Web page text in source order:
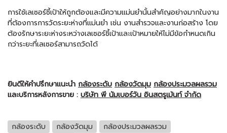
การใช้เลเซอร์ชี้เป้าให้ถูกต้องและมีความแม่นยำนั้นสำคัญอย่างมากในงาน
ที่ต้องการการวัดระยะห่างที่แม่นยำ เช่น งานสำรวจและงานก่อสร้าง โดย
ต้องรักษาระยะห่างระหว่างเลเซอร์ชี้เป้าและเป้าหมายให้ไม่มีข้อกำหนดเกิน
กว่าระยะที่เลเซอร์สามารถวัดได้
ยินดีให้คำปรึกษาแนะนำ กล้องระดับ กล้องวัดมุม กล้องประมวลผลรวม
และบริการหลังการขาย : บริษัท พี นัมเบอร์วัน อินสตรูเม้นท์ จำกัด
กล้องระดับ กล้องวัดมุม
กล้องประมวลผลรวม